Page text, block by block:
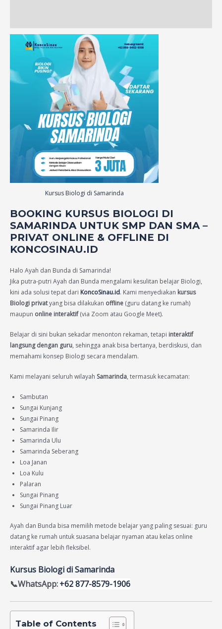
Kursus Biologi di Samarinda
BOOKING KURSUS BIOLOGI DI
SAMARINDA UNTUK SMP DAN SMA –
PRIVAT ONLINE & OFFLINE DI
KONCOSINAU.ID
Halo Ayah dan Bunda di Samarinda!
Jika putra-putri Ayah dan Bunda mengalami kesulitan belajar Biologi,
kini ada solusi tepat dari KoncoSinau.id. Kami menyediakan kursus
Biologi privatyang bisa dilakukan offline (guru datang ke rumah)
maupun online interaktif(via Zoom atau Google Meet).
Belajar di sini bukan sekadar menonton rekaman, tetapi interaktif
langsung dengan guru, sehingga anak bisa bertanya, berdiskusi, dan
memahami konsep Biologi secara mendalam.
Kami melayani seluruh wilayah Samarinda, termasuk kecamatan:
Sambutan
Sungai Kunjang
Sungai Pinang
Samarinda Ilir
Samarinda Ulu
Samarinda Seberang
Loa Janan
Loa Kulu
Palaran
Sungai Pinang
Sungai Pinang Luar
Ayah dan Bunda bisa memilih metode belajar yang paling sesuai: guru
datang ke rumah untuk suasana belajar nyaman atau kelas online
interaktif agar lebih fleksibel.
Kursus Biologi di Samarinda
📞WhatsApp:+62 877-8579-1906
Table of Contents